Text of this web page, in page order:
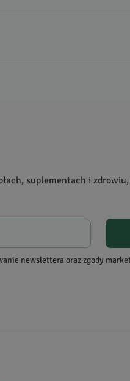
suplementach i
newslettera oraz zgody